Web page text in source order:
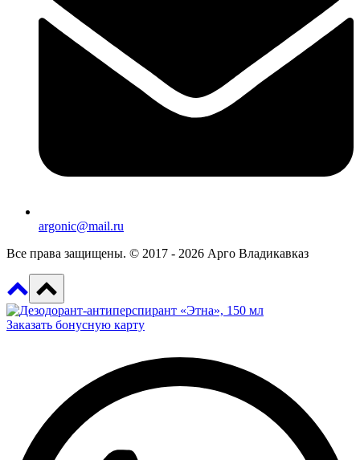
argonic@mail.ru
Все права защищены. © 2017 - 2026 Арго Владикавказ
Заказать бонусную карту